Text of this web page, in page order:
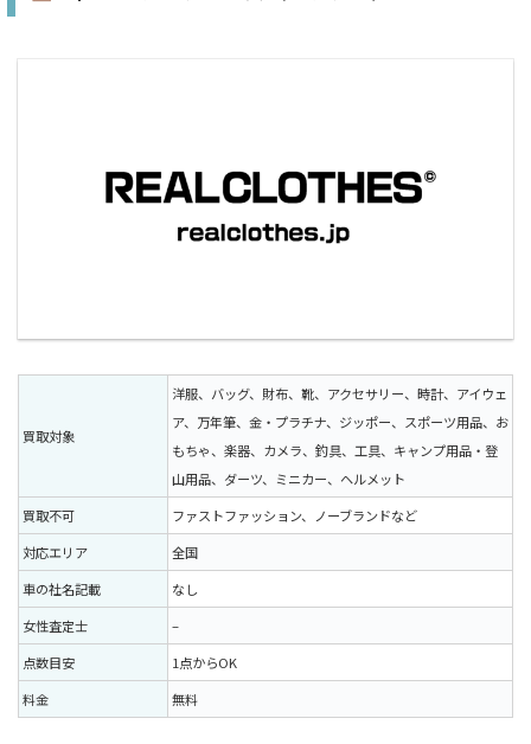
買取対象
洋服、バッグ、財布、靴、アクセサリー、時計、アイウェ
ア、万年筆、金・プラチナ、ジッポー、スポーツ用品、お
もちゃ、楽器、カメラ、釣具、工具、キャンプ用品・登
山用品、ダーツ、ミニカー、ヘルメット
買取不可
ファストファッション、ノーブランドなど
対応エリア
全国
車の社名記載
なし
女性査定士
–
点数目安
1点からOK
料金
無料